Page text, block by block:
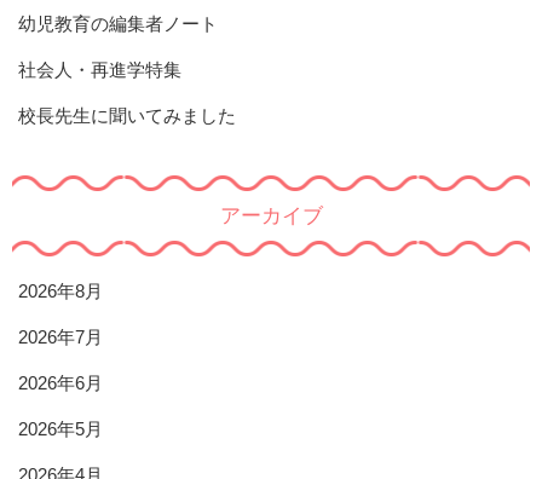
幼児教育の編集者ノート
社会人・再進学特集
校長先生に聞いてみました
アーカイブ
2026年8月
2026年7月
2026年6月
2026年5月